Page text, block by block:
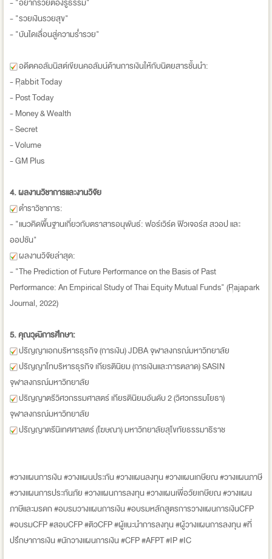
- "อยากรวยต้องรู้ธรรม"
- "รวยเงินรวยสุข"
- "บันไดเลื่อนสู่ความร่ำรวย"
อดีตคอลัมนิสต์เขียนคอลัมน์ด้านการเงินให้กับนิตยสารชั้นนำ:
- Rabbit Today
- Post Today
- Money & Wealth
- Secret
- Volume
- GM Plus
4. ผลงานวิชาการและงานวิจัย
ตำราวิชาการ:
- "แนวคิดพื้นฐานเกี่ยวกับตราสารอนุพันธ์: ฟอร์เวิร์ด ฟิวเจอร์ส สวอป และ
ออปชัน"
ผลงานวิจัยล่าสุด:
- "The Prediction of Future Performance on the Basis of Past
Performance: An Empirical Study of Thai Equity Mutual Funds" (Rajapark
Journal, 2022)
5. คุณวุฒิการศึกษา:
ปริญญาเอกบริหารธุรกิจ (การเงิน) JDBA จุฬาลงกรณ์มหาวิทยาลัย
ปริญญาโทบริหารธุรกิจ เกียรตินิยม (การเงินและการตลาด) SASIN
จุฬาลงกรณ์มหาวิทยาลัย
ปริญญาตรีวิศวกรรมศาสตร์ เกียรตินิยมอันดับ 2 (วิศวกรรมโยธา)
จุฬาลงกรณ์มหาวิทยาลัย
ปริญญาตรีนิเทศศาสตร์ (โฆษณา) มหาวิทยาลัยสุโขทัยธรรมาธิราช
#วางแผนการเงิน #วางแผนประกัน #วางแผนลงทุน #วางแผนเกษียณ #วางแผนภาษี
#วางแผนการประกันภัย #วางแผนการลงทุน #วางแผนเพื่อวัยเกษียณ #วางแผน
ภาษีและมรดก #อบรมวางแผนการเงิน #อบรมหลักสูตรการวางแผนการเงินCFP
#อบรมCFP #สอบCFP #ติวCFP #ผู้แนะนำการลงทุน #ผู้วางแผนการลงทุน #ที่
ปรึกษาการเงิน #นักวางแผนการเงิน #CFP #AFPT #IP #IC